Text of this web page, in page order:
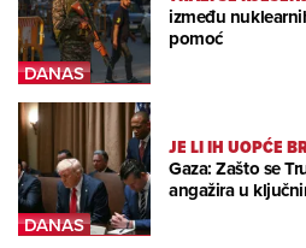
između
pomoć
JE LI IH UOPĆE
Gaza: Zašto se
angažira u